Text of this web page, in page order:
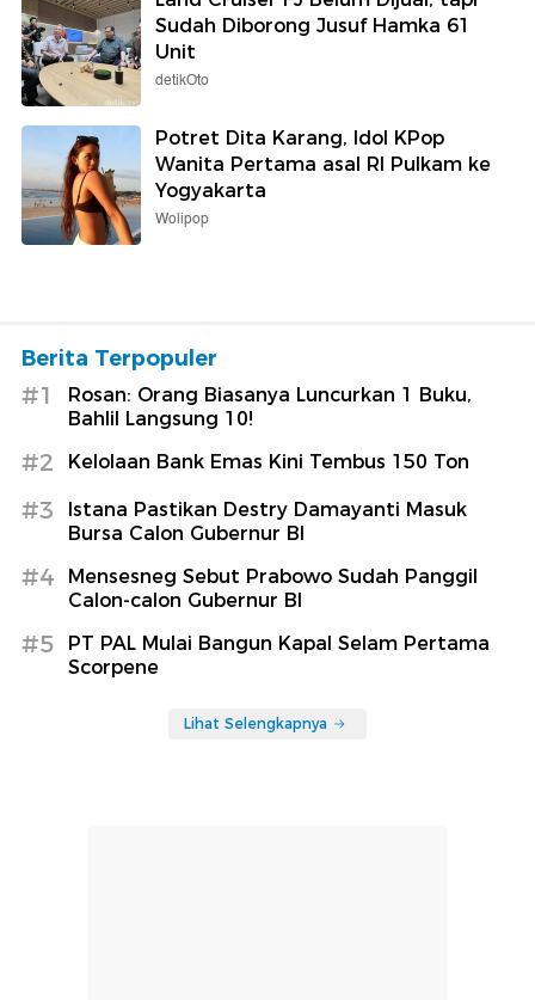
Sudah Diborong Jusuf Hamka 61
Unit
detikOto
Potret Dita Karang, Idol KPop
Wanita Pertama asal RI Pulkam ke
Yogyakarta
Wolipop
Berita Terpopuler
#1
Rosan: Orang Biasanya Luncurkan 1 Buku,
Bahlil Langsung 10!
#2 Kelolaan Bank Emas Kini Tembus 150 Ton
#3
Istana Pastikan Destry Damayanti Masuk
Bursa Calon Gubernur BI
#4
Mensesneg Sebut Prabowo Sudah Panggil
Calon-calon Gubernur BI
#5
PT PAL Mulai Bangun Kapal Selam Pertama
Scorpene
Lihat Selengkapnya